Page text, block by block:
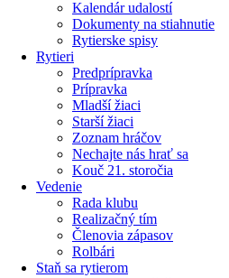
Kalendár udalostí
Dokumenty na stiahnutie
Rytierske spisy
Rytieri
Predprípravka
Prípravka
Mladší žiaci
Starší žiaci
Zoznam hráčov
Nechajte nás hrať sa
Kouč 21. storočia
Vedenie
Rada klubu
Realizačný tím
Členovia zápasov
Rolbári
Staň sa rytierom